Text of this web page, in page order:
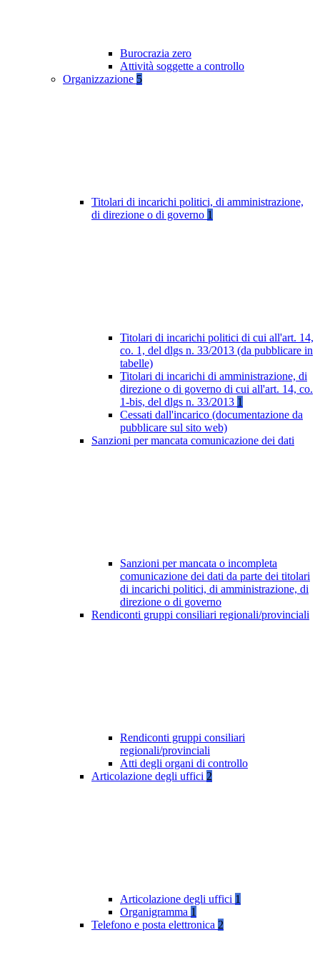
Burocrazia zero
Attività soggette a controllo
Organizzazione 5
Titolari di incarichi politici, di amministrazione,
di direzione o di governo 1
Titolari di incarichi politici di cui all'art. 14,
co. 1, del dlgs n. 33/2013 (da pubblicare in
tabelle)
Titolari di incarichi di amministrazione, di
direzione o di governo di cui all'art. 14, co.
1-bis, del dlgs n. 33/2013 1
Cessati dall'incarico (documentazione da
pubblicare sul sito web)
Sanzioni per mancata comunicazione dei dati
Sanzioni per mancata o incompleta
comunicazione dei dati da parte dei titolari
di incarichi politici, di amministrazione, di
direzione o di governo
Rendiconti gruppi consiliari regionali/provinciali
Rendiconti gruppi consiliari
regionali/provinciali
Atti degli organi di controllo
Articolazione degli uffici 2
Articolazione degli uffici 1
Organigramma 1
Telefono e posta elettronica 2